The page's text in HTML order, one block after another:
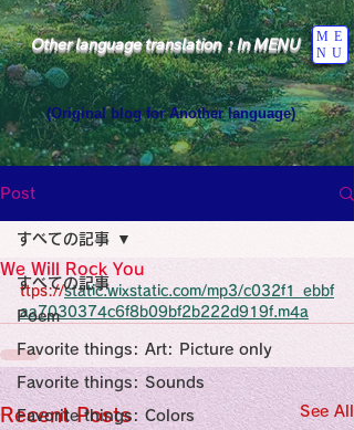
Other language translation：In MENU
ME
NU
(Original blog for Another language)
Heavens: Beyond the Universe: The World
the God of Light Resides"
Medicine Specialist
Specialist
Wide Blog
Medicine
Religion
Post
すべての記事
Poem
Favorite things: Art: Picture only
Favorite things: Sounds
Favorite things: Colors
すべての記事
We Will Rock You
ttps://static.wixstatic.com/mp3/c032f1_ebbf
aa7030374c6f8b09bf2b222d919f.m4a
Recent Posts See All